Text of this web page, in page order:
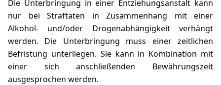
Die Unterbringung in einer Entziehungsanstalt kann
nur bei Straftaten in Zusammenhang mit einer
Alkohol- und/oder Drogenabhängigkeit verhängt
werden. Die Unterbringung muss einer zeitlichen
Befristung unterliegen. Sie kann in Kombination mit
einer sich anschließenden Bewährungszeit
ausgesprochen werden.